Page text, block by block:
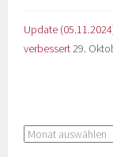
Update
verbessert29.